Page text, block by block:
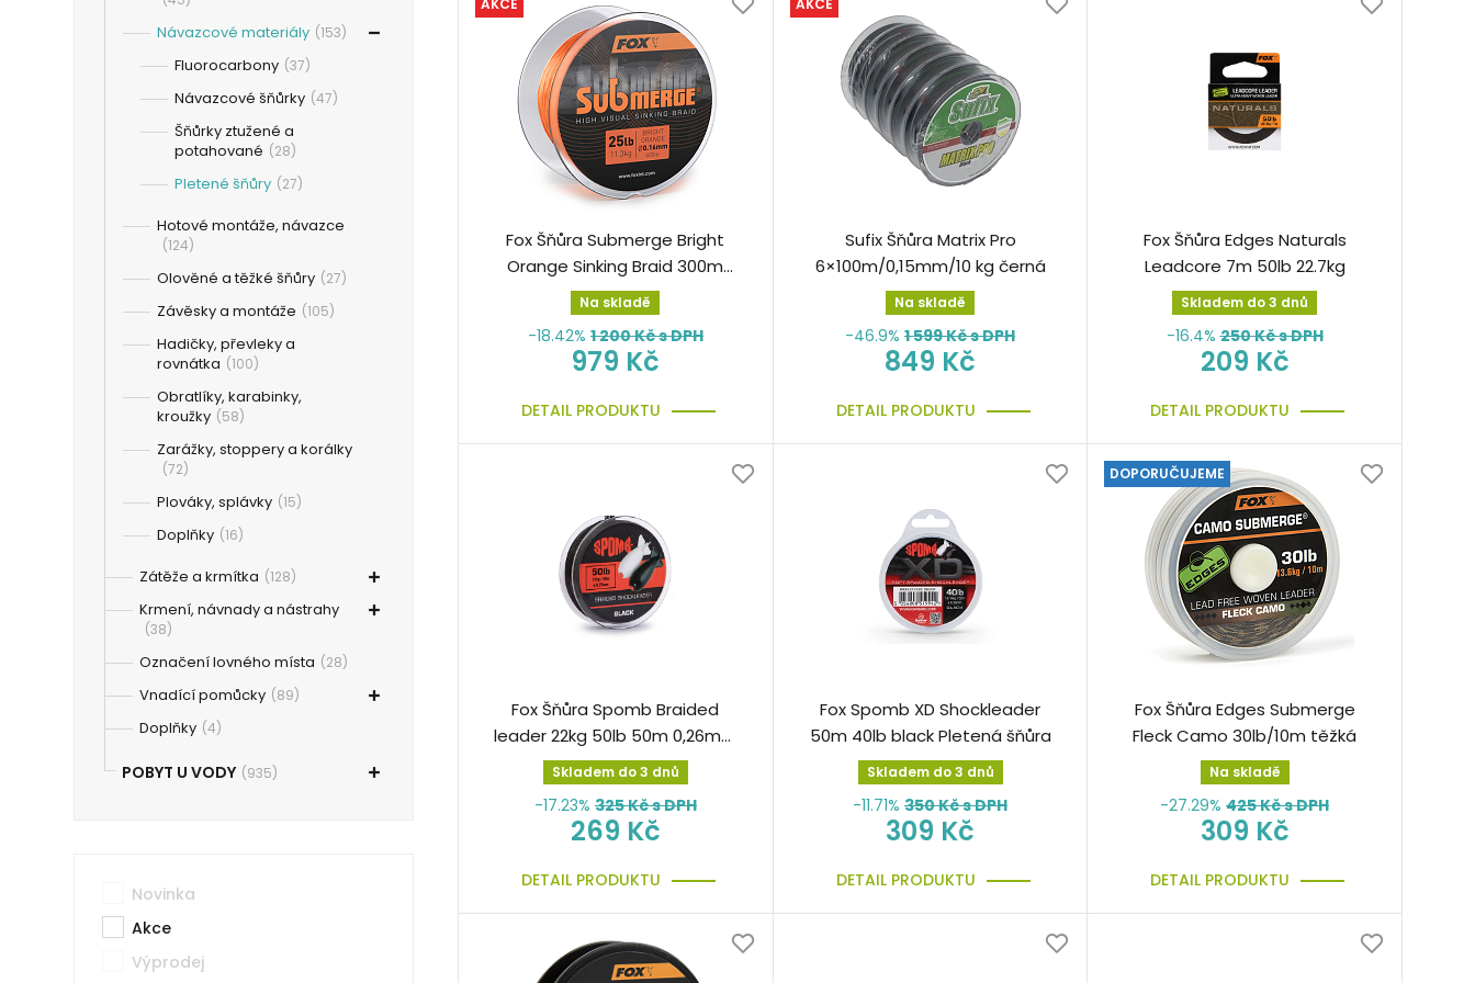
Návazcové materiály (153)
Fluorocarbony (37)
Návazcové šňůrky (47)
Šňůrky ztužené a
potahované (28)
Pletené šňůry (27)
Hotové montáže, návazce
(124)
Olověné a těžké šňůry (27)
Závěsky a montáže (105)
Hadičky, převleky a
rovnátka (100)
Obratlíky, karabinky,
kroužky (58)
Zarážky, stoppery a korálky
(72)
Plováky, splávky (15)
Doplňky (16)
Zátěže a krmítka (128)
Krmení, návnady a nástrahy
(38)
Označení lovného místa (28)
Vnadící pomůcky (89)
Doplňky (4)
POBYT U VODY (935)
Novinka
Akce
Výprodej
AKCE
Fox Šňůra Submerge Bright
Orange Sinking Braid 300m
25lb 0.16mm pletená
Na skladě
-18.42% 1 200Kč s DPH
979 Kč
DETAIL PRODUKTU
AKCE
Sufix Šňůra Matrix Pro
6×100m/0,15mm/10 kg černá
Na skladě
-46.9% 1 599Kč s DPH
849 Kč
DETAIL PRODUKTU
Fox Šňůra Edges Naturals
Leadcore 7m 50lb 22.7kg
Skladem do 3 dnů
-16.4% 250Kč s DPH
209 Kč
DETAIL PRODUKTU
Fox Šňůra Spomb Braided
leader 22kg 50lb 50m 0,26mm
Black odhozová
Skladem do 3 dnů
-17.23% 325Kč s DPH
269 Kč
DETAIL PRODUKTU
Fox Spomb XD Shockleader
50m 40lb black Pletená šňůra
Skladem do 3 dnů
-11.71% 350Kč s DPH
309 Kč
DETAIL PRODUKTU
DOPORUČUJEME
Fox Šňůra Edges Submerge
Fleck Camo 30lb/10m těžká
Na skladě
-27.29% 425Kč s DPH
309 Kč
DETAIL PRODUKTU